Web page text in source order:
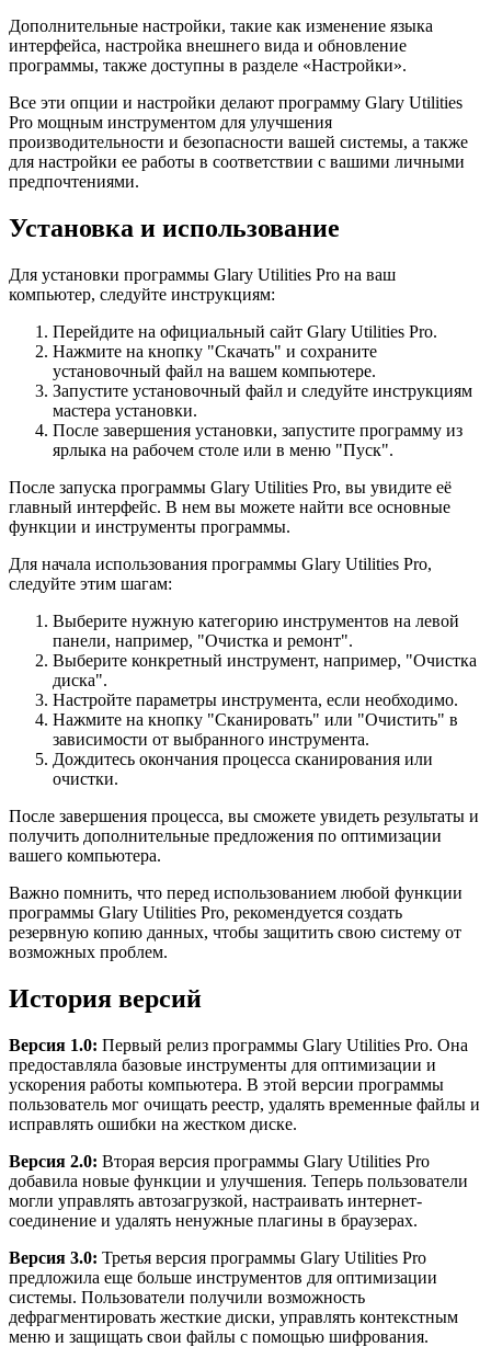
Дополнительные настройки, такие как изменение языка
интерфейса, настройка внешнего вида и обновление
программы, также доступны в разделе «Настройки».
Все эти опции и настройки делают программу Glary Utilities
Pro мощным инструментом для улучшения
производительности и безопасности вашей системы, а также
для настройки ее работы в соответствии с вашими личными
предпочтениями.
Установка и использование
Для установки программы Glary Utilities Pro на ваш
компьютер, следуйте инструкциям:
Перейдите на официальный сайт Glary Utilities Pro.
Нажмите на кнопку "Скачать" и сохраните
установочный файл на вашем компьютере.
Запустите установочный файл и следуйте инструкциям
мастера установки.
После завершения установки, запустите программу из
ярлыка на рабочем столе или в меню "Пуск".
После запуска программы Glary Utilities Pro, вы увидите её
главный интерфейс. В нем вы можете найти все основные
функции и инструменты программы.
Для начала использования программы Glary Utilities Pro,
следуйте этим шагам:
Выберите нужную категорию инструментов на левой
панели, например, "Очистка и ремонт".
Выберите конкретный инструмент, например, "Очистка
диска".
Настройте параметры инструмента, если необходимо.
Нажмите на кнопку "Сканировать" или "Очистить" в
зависимости от выбранного инструмента.
Дождитесь окончания процесса сканирования или
очистки.
После завершения процесса, вы сможете увидеть результаты и
получить дополнительные предложения по оптимизации
вашего компьютера.
Важно помнить, что перед использованием любой функции
программы Glary Utilities Pro, рекомендуется создать
резервную копию данных, чтобы защитить свою систему от
возможных проблем.
История версий
Версия 1.0: Первый релиз программы Glary Utilities Pro. Она
предоставляла базовые инструменты для оптимизации и
ускорения работы компьютера. В этой версии программы
пользователь мог очищать реестр, удалять временные файлы и
исправлять ошибки на жестком диске.
Версия 2.0: Вторая версия программы Glary Utilities Pro
добавила новые функции и улучшения. Теперь пользователи
могли управлять автозагрузкой, настраивать интернет-
соединение и удалять ненужные плагины в браузерах.
Версия 3.0: Третья версия программы Glary Utilities Pro
предложила еще больше инструментов для оптимизации
системы. Пользователи получили возможность
дефрагментировать жесткие диски, управлять контекстным
меню и защищать свои файлы с помощью шифрования.